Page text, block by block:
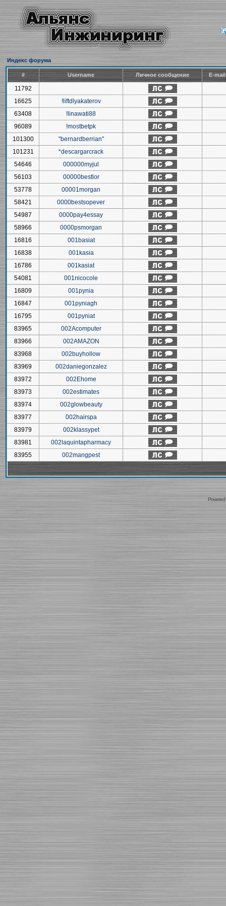
Индекс форума
# Username Личное сообщение E-
11792
16625
!liftdlyakaterov
63408
!linawati88
96089
!mostbetpk
101300
"bernardberrian"
101231
*descargarcrack
54646
000000myjul
56103
00000bestlor
53778
00001morgan
58421
0000bestsopever
54987
0000pay4essay
58966
0000psmorgan
16816
001basiat
16838
001kasia
16786
001kasiat
54081
001nicocole
16809
001pynia
16847
001pyniagh
16795
001pyniat
83965
002Acomputer
83966
002AMAZON
83968
002buyhollow
83969
002daniegonzalez
83972
002Ehome
83973
002estimates
83974
002glowbeauty
83977
002hairspa
83979
002klassypet
83981
002laquintapharmacy
83955
002mangpest